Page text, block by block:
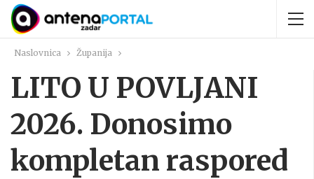
Naslovnica Županija
LITO U POVLJANI
2026. Donosimo
kompletan raspored